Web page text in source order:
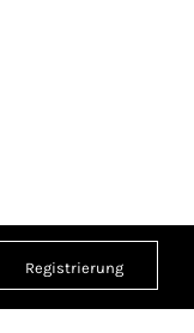
Registrierung